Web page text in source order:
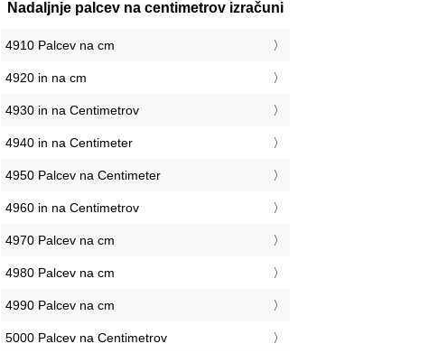
Nadaljnje palcev na centimetrov izračuni
4910 Palcev na cm
4920 in na cm
4930 in na Centimetrov
4940 in na Centimeter
4950 Palcev na Centimeter
4960 in na Centimetrov
4970 Palcev na cm
4980 Palcev na cm
4990 Palcev na cm
5000 Palcev na Centimetrov